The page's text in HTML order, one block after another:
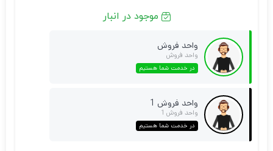
موجود در انبار
واحد فروش
واحد فروش
در خدمت شما هستیم
واحد فروش 1
واحد فروش 1
در خدمت شما هستیم